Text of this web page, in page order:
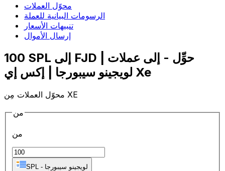
محوّل العملات
الرسومات البيانية للعملة
تنبيهات الأسعار
إرسال الأموال
100 SPL إلى FJD | حوِّل - إلى عملات
لويجينو سيبورجا | إكس إي Xe
محوّل العملات مِن XE
من
من
SPL - لويجينو سيبورجا